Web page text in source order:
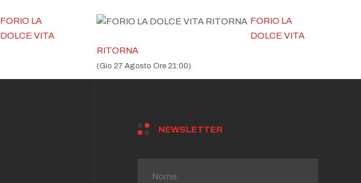
FORIO LA
DOLCE VITA
FORIO LA
DOLCE VITA
RITORNA
(Gio 27 Agosto Ore 21:00)
NEWSLETTER